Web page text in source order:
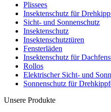
Plissees
Insektenschutz für
Sicht- und Sonnenschutz
Insektenschutz
Insektenschutztüren
Fensterläden
Insektenschutz für
Rollos
Elektrischer Sicht- und
Sonnenschutz für
Unsere Produkte